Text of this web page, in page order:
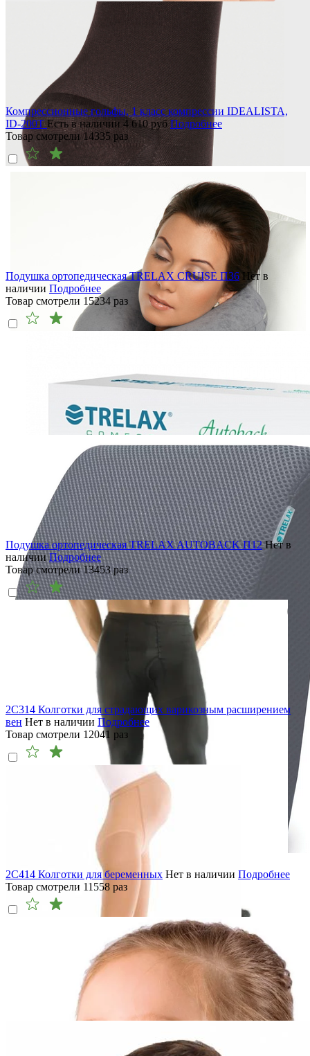
Компрессионные гольфы, 1 класс компрессии IDEALISTA,
ID-200TЕсть в наличии 4 610руб Подробнее
Товар смотрели14335 раз
Подушка ортопедическая TRELAX CRUISE П36 Нет в
наличии Подробнее
Товар смотрели 15234 раз
Подушка ортопедическая TRELAX AUTOBACK П12 Нет в
наличии Подробнее
Товар смотрели13453раз
2C314 Колготки для страдающих варикозным расширением
вен Нет в наличии Подробнее
Товар смотрели 12041 раз
2C414 Колготки для беременных Нет в наличии Подробнее
Товар смотрели 11558 раз